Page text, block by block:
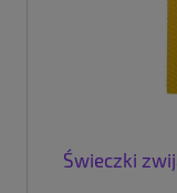
Świeczki